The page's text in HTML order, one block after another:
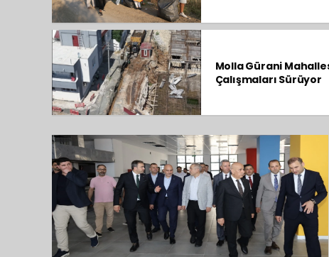
Molla Gürani
Çalışmaları Sürüyor